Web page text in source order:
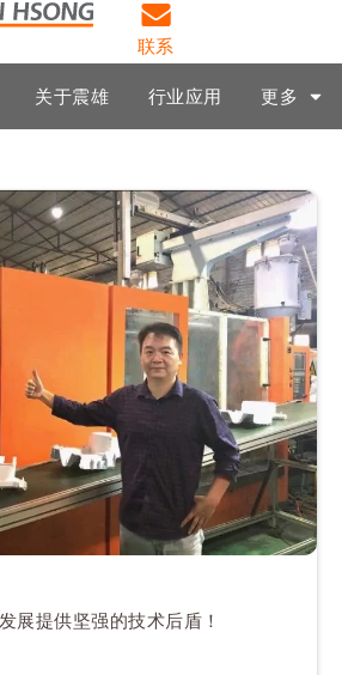
联系
关于震雄 行业应用 更多
展提供坚强的技术后盾！